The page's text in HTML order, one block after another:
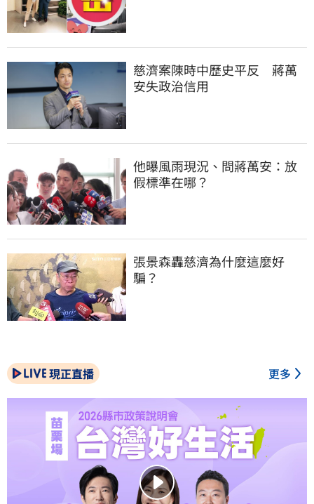
慈濟案陳時中歷史平反　蔣萬
安失政治信用
他曝風雨現況、問蔣萬安：放
假標準在哪？
張景森轟慈濟為什麼這麼好
騙？
現正直播 更多